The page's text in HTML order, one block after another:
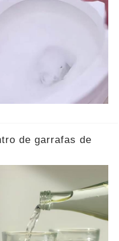
de garrafas de